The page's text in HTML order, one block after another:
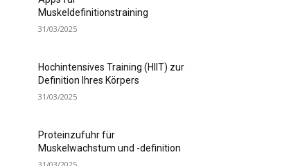
Muskeldefinitionstraining
31/03/2025
Hochintensives Training (HIIT) zur
Definition Ihres Körpers
31/03/2025
Proteinzufuhr für
Muskelwachstum und -definition